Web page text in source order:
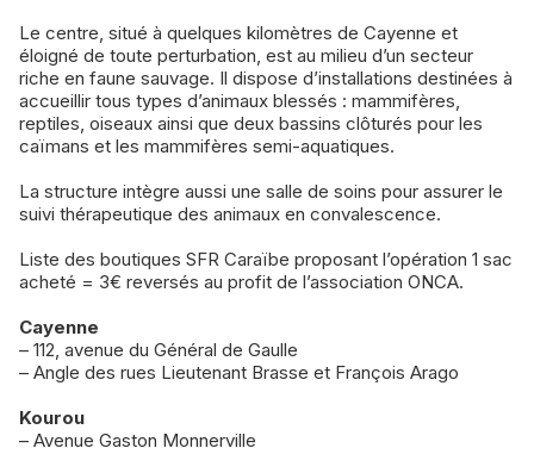
Le centre, situé à quelques kilomètres de Cayenne et
éloigné de toute perturbation, est au milieu d’un secteur
riche en faune sauvage. Il dispose d’installations destinées à
accueillir tous types d’animaux blessés : mammifères,
reptiles, oiseaux ainsi que deux bassins clôturés pour les
caïmans et les mammifères semi-aquatiques.
La structure intègre aussi une salle de soins pour assurer le
suivi thérapeutique des animaux en convalescence.
Liste des boutiques SFR Caraïbe proposant l’opération 1 sac
acheté = 3€ reversés au profit de l’association ONCA.
Cayenne
– 112, avenue du Général de Gaulle
– Angle des rues Lieutenant Brasse et François Arago
Kourou
– Avenue Gaston Monnerville